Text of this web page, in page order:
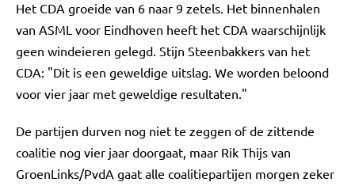
Het CDA groeide van 6 naar 9 zetels. Het binnenhalen
van ASML voor Eindhoven heeft het CDA waarschijnlijk
geen windeieren gelegd. Stijn Steenbakkers van het
CDA: "Dit is een geweldige uitslag. We worden beloond
voor vier jaar met geweldige resultaten."
De partijen durven nog niet te zeggen of de zittende
coalitie nog vier jaar doorgaat, maar Rik Thijs van
GroenLinks/PvdA gaat alle coalitiepartijen morgen zeker